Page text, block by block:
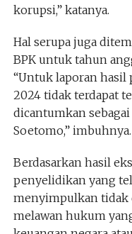
korupsi,” katanya.
Hal serupa juga
BPK untuk tahun
“Untuk laporan hasil
2024 tidak terdapat
dicantumkan sebagai
Soetomo,” imbuhnya.
Berdasarkan hasil
penyelidikan yang
menyimpulkan tidak
melawan hukum